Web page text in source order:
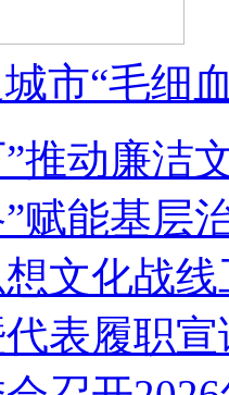
市“毛细
推动廉洁
赋能基层
文化战
表履职